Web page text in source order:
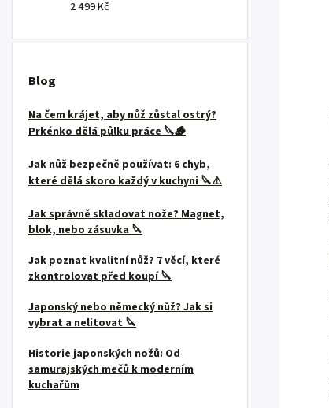
2 499 Kč
Blog
Na čem krájet, aby nůž zůstal ostrý?
Prkénko dělá půlku práce 🔪🪵
Jak nůž bezpečně používat: 6 chyb,
které dělá skoro každý v kuchyni 🔪⚠️
Jak správně skladovat nože? Magnet,
blok, nebo zásuvka 🔪
Jak poznat kvalitní nůž? 7 věcí, které
zkontrolovat před koupí 🔪
Japonský nebo německý nůž? Jak si
vybrat a nelitovat 🔪
Historie japonských nožů: Od
samurajských mečů k moderním
kuchařům